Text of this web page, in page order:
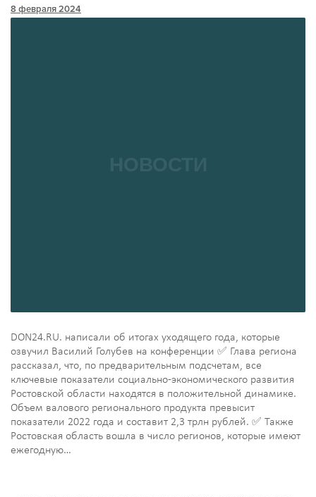
8 февраля 2024
DON24.RU. написали об итогах уходящего года, которые
озвучил Василий Голубев на конференции ✅ Глава региона
рассказал, что, по предварительным подсчетам, все
ключевые показатели социально-экономического развития
Ростовской области находятся в положительной динамике.
Объем валового регионального продукта превысит
показатели 2022 года и составит 2,3 трлн рублей. ✅ Также
Ростовская область вошла в число регионов, которые имеют
ежегодную…